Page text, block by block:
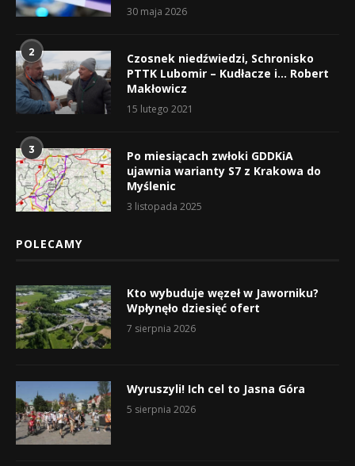
30 maja 2026
2
Czosnek niedźwiedzi, Schronisko
PTTK Lubomir – Kudłacze i… Robert
Makłowicz
15 lutego 2021
3
Po miesiącach zwłoki GDDKiA
ujawnia warianty S7 z Krakowa do
Myślenic
3 listopada 2025
POLECAMY
Kto wybuduje węzeł w Jaworniku?
Wpłynęło dziesięć ofert
7 sierpnia 2026
Wyruszyli! Ich cel to Jasna Góra
5 sierpnia 2026